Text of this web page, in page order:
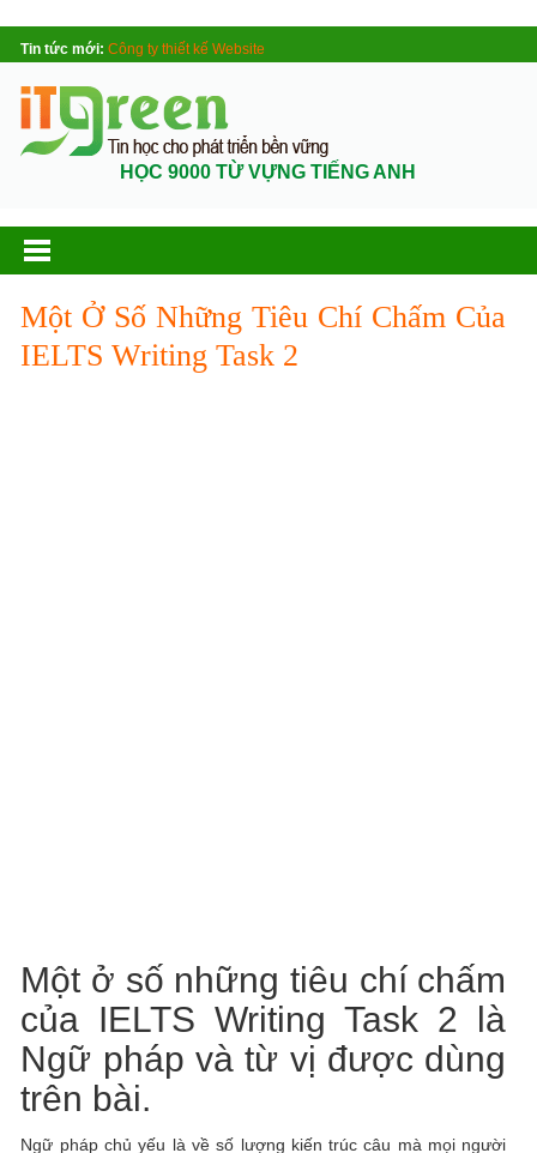
Tin tức mới: Công ty thiết kế Website
HỌC 9000 TỪ VỰNG TIẾNG ANH
Một Ở Số Những Tiêu Chí Chấm Của
IELTS Writing Task 2
Một ở số những tiêu chí chấm
của IELTS Writing Task 2 là
Ngữ pháp và từ vị được dùng
trên bài.
Ngữ pháp chủ yếu là về số lượng kiến trúc câu mà mọi người